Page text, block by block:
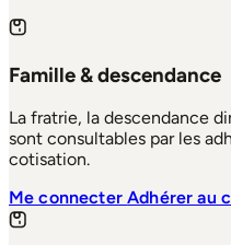
Famille & descendance
La fratrie, la descendance
sont consultables par les
cotisation.
Me connecterAdhérer au